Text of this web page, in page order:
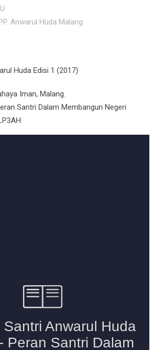
Anwarul Huda Malang
Huda Edisi 1 (2017)
Iman, Malang.
Santri Dalam Membangun Negeri